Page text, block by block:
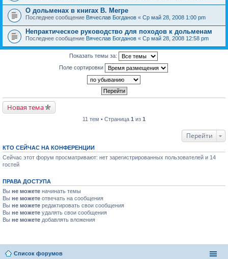
О дольменах в книгах В. Мегре
Последнее сообщение Вячеслав Богданов « Ср май 28, 2008 1:00 pm
Непрактическое руководство для походов к дольменам
Последнее сообщение Вячеслав Богданов « Ср май 28, 2008 12:58 pm
Показать темы за:
Поле сортировки
Новая тема
11 тем • Страница 1 из 1
Перейти
КТО СЕЙЧАС НА КОНФЕРЕНЦИИ
Сейчас этот форум просматривают: нет зарегистрированных пользователей и 14
гостей
ПРАВА ДОСТУПА
Вы не можете начинать темы
Вы не можете отвечать на сообщения
Вы не можете редактировать свои сообщения
Вы не можете удалять свои сообщения
Вы не можете добавлять вложения
Список форумов